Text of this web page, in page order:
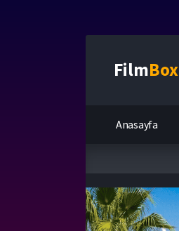
FilmBox
Anasayfa